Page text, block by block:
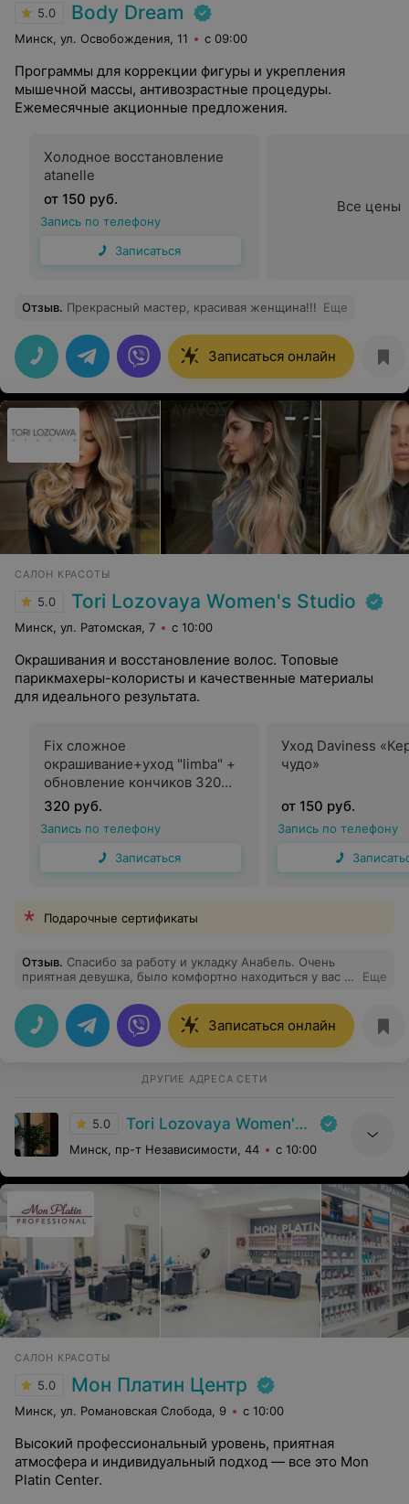
5.0 Body Dream
Минск, ул. Освобождения, 11 с 09:00
Программы для коррекции фигуры и укрепления
мышечной массы, антивозрастные процедуры.
Ежемесячные акционные предложения.
Холодное восстановление
atanelle
от 150 руб.
Запись по телефону
Записаться
Все цены
Отзыв. Прекрасный мастер, красивая женщина!!! Еще
Записаться онлайн
САЛОН КРАСОТЫ
5.0 Tori Lozovaya Women's Studio
Минск, ул. Ратомская, 7 с 10:00
Окрашивания и восстановление волос. Топовые
парикмахеры-колористы и качественные материалы
для идеального результата.
Fix сложное
окрашивание+уход "limba" +
обновление кончиков 320
byn для новых клиентов
(длина до 40 см )
320 руб.
Запись по телефону
Записаться
Уход Daviness
чудо»
от 150 руб.
Запись по телефону
Подарочные сертификаты
Отзыв. Спасибо за работу и укладку Анабель. Очень
приятная девушка, было комфортно находиться у вас в
Еще
Записаться онлайн
ДРУГИЕ АДРЕСА СЕТИ
5.0 Tori Lozovaya Women's Studio
Минск, пр-т Независимости, 44 с 10:00
САЛОН КРАСОТЫ
5.0 Мон Платин Центр
Минск, ул. Романовская Слобода, 9 с 10:00
Высокий профессиональный уровень, приятная
атмосфера и индивидуальный подход — все это Mon
Platin Center.